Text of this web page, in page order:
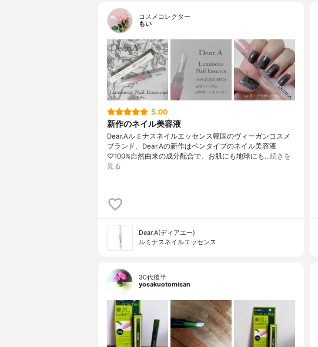
コスメコレクター
もい
5.00
新作のネイル美容液
Dear.Aルミナスネイルエッセンス韓国のヴィーガンコスメ
ブランド、Dear.Aの新作はペンタイプのネイル美容液
♡100%自然由来の成分配合で、お肌にも地球にも…続きを
見る
Dear.A(ディアエー)
ルミナスネイルエッセンス
30代後半
yosakuotomisan